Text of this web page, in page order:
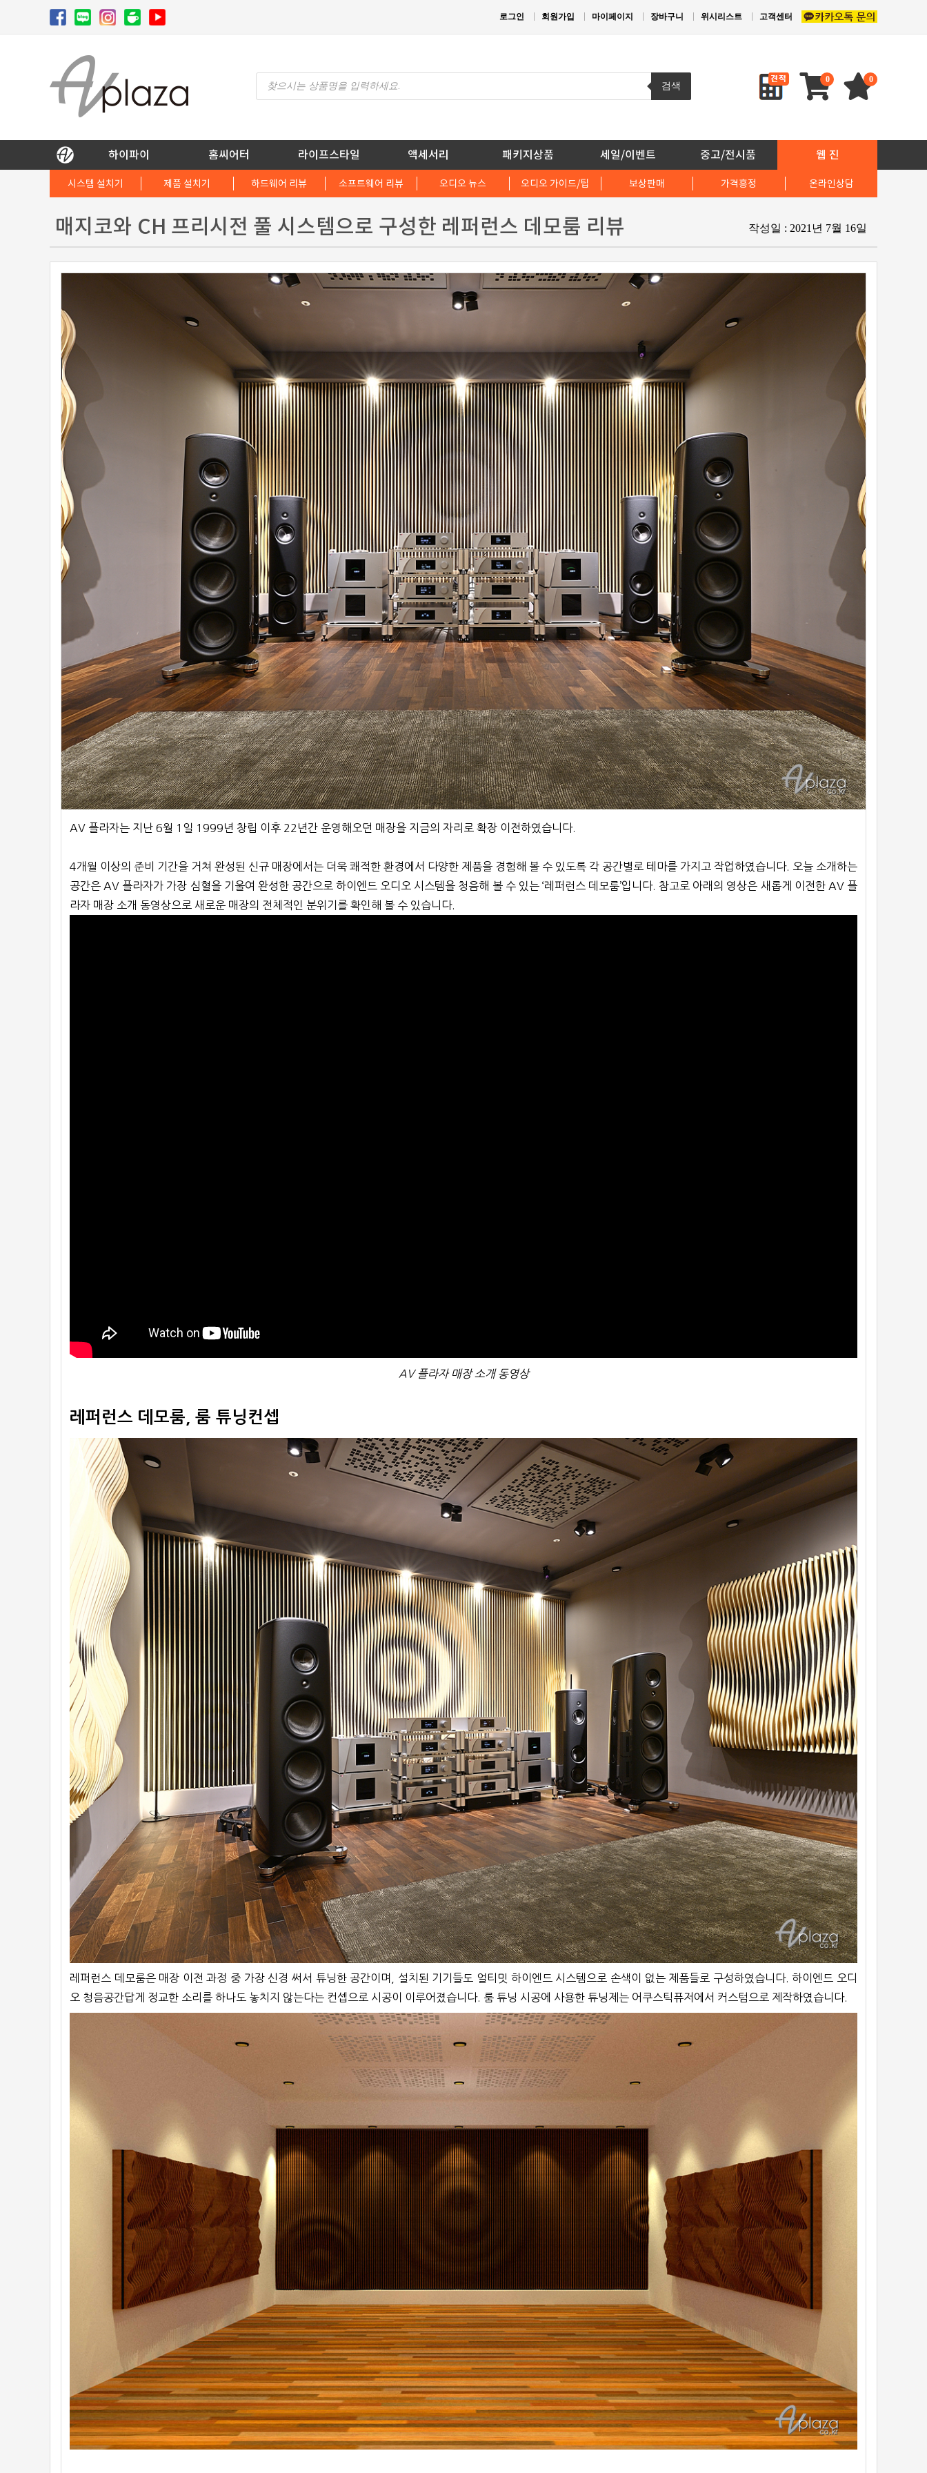
로그인 회원가입 마이페이지 장바구니 위시리스트 고객센터
Products
search
검색
0 0
하이파이 홈씨어터 라이프스타일 액세서리 패키지상품 세일/이벤트 중고/전시품 웹 진
시스템 설치기 제품 설치기 하드웨어 리뷰 소프트웨어 리뷰 오디오 뉴스 오디오 가이드/팁 보상판매 가격흥정 온라인상담
매지코와 CH 프리시전 풀 시스템으로 구성한 레퍼런스 데모룸 리뷰 작성일 : 2021년 7월 16일
AV 플라자는 지난 6월 1일 1999년 창립 이후 22년간 운영해오던 매장을 지금의 자리로 확장 이전하였습니다.
4개월 이상의 준비 기간을 거쳐 완성된 신규 매장에서는 더욱 쾌적한 환경에서 다양한 제품을 경험해 볼 수 있도록 각 공간별로 테마를 가지고 작업하였습니다. 오늘 소개하는
공간은 AV 플라자가 가장 심혈을 기울여 완성한 공간으로 하이엔드 오디오 시스템을 청음해 볼 수 있는 ‘레퍼런스 데모룸’입니다. 참고로 아래의 영상은 새롭게 이전한 AV 플
라자 매장 소개 동영상으로 새로운 매장의 전체적인 분위기를 확인해 볼 수 있습니다.
AV 플라자 매장 소개 동영상
레퍼런스 데모룸, 룸 튜닝컨셉
레퍼런스 데모룸은 매장 이전 과정 중 가장 신경 써서 튜닝한 공간이며, 설치된 기기들도 얼티밋 하이엔드 시스템으로 손색이 없는 제품들로 구성하였습니다. 하이엔드 오디
오 청음공간답게 정교한 소리를 하나도 놓치지 않는다는 컨셉으로 시공이 이루어졌습니다. 룸 튜닝 시공에 사용한 튜닝제는 어쿠스틱퓨저에서 커스텀으로 제작하였습니다.